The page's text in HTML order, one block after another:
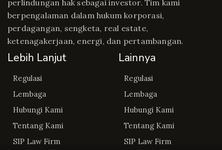
perlindungan hak sebagai investor. Tim kami
berpengalaman dalam hukum korporasi,
perdagangan, sengketa, real estate,
ketenagakerjaan, energi, dan pertambangan.
Lebih Lanjut
Regulasi
Lembaga
Hubungi Kami
Tentang Kami
SIP Law Firm
Lainnya
Regulasi
Lembaga
Hubungi Kami
Tentang Kami
SIP Law Firm